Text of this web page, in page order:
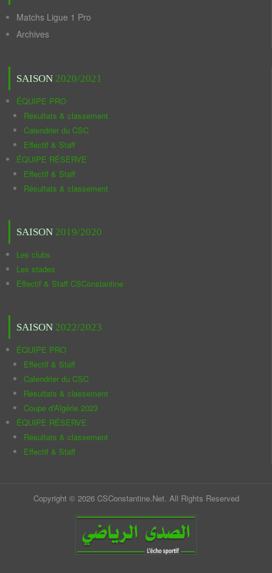
Matchs Ligue 1 Pro
Archives
SAISON 2020/2021
ÉQUIPE PRO
Résultats & classement
Calendrier du CSC
Effectif & Staff
ÉQUIPE RÉSERVE
Effectif & Staff
Résultats & classement
SAISON 2019/2020
Les clubs
Les stades
Effectif & Staff CSConstantine
SAISON 2022/2023
ÉQUIPE PRO
Effectif & Staff
Calendrier du CSC
Résultats & classement
Coupe d'Algérie 2023
ÉQUIPE RÉSERVE
Résultats & classement
Effectif & Staff
Copyright © 2026 CSConstantine.Net. All Rights Reserved